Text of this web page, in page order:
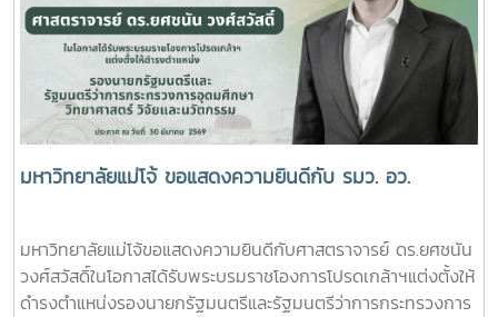
มหาวิทยาลัยแม่โจ้ ขอแสดงความยินดีกับ รมว. อว.
มหาวิทยาลัยแม่โจ้ขอแสดงความยินดีกับศาสตราจารย์ ดร.ยศชนัน
วงศ์สวัสดิ์ในโอกาสได้รับพระบรมราชโองการโปรดเกล้าฯแต่งตั้งให้
ดำรงตำแหน่งรองนายกรัฐมนตรีและรัฐมนตรีว่าการกระทรวงการ